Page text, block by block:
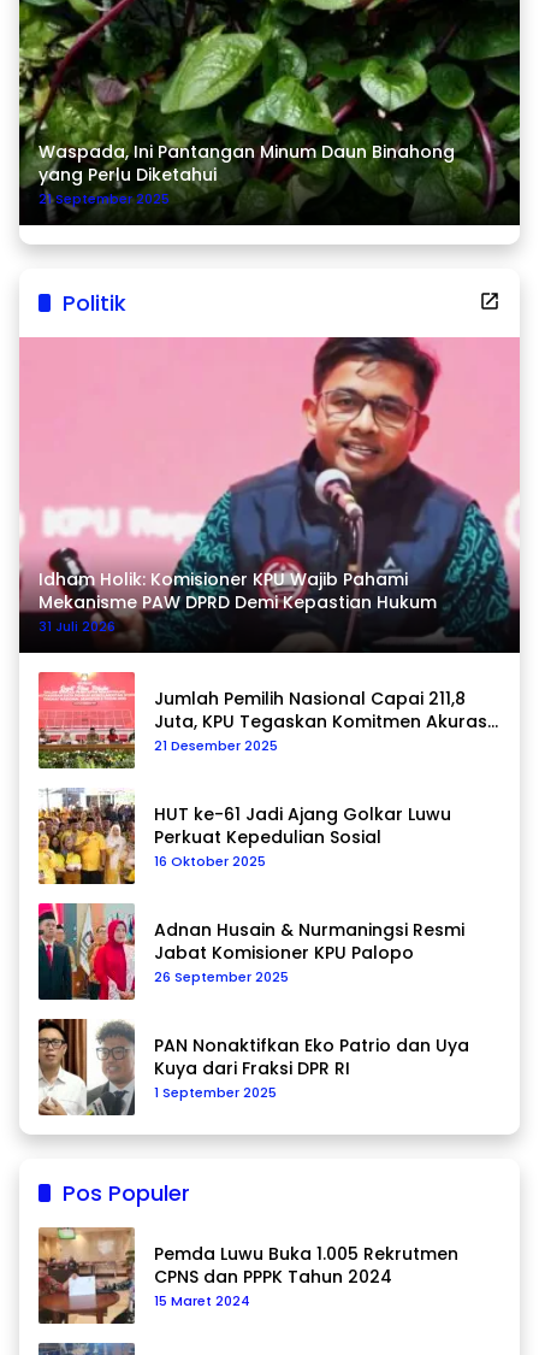
Waspada, Ini Pantangan Minum Daun Binahong
yang Perlu Diketahui
21 September 2025
Politik
Idham Holik: Komisioner KPU Wajib Pahami
Mekanisme PAW DPRD Demi Kepastian Hukum
31 Juli 2026
Jumlah Pemilih Nasional Capai 211,8
Juta, KPU Tegaskan Komitmen Akurasi
Data Berkelanjutan
21 Desember 2025
HUT ke-61 Jadi Ajang Golkar Luwu
Perkuat Kepedulian Sosial
16 Oktober 2025
Adnan Husain & Nurmaningsi Resmi
Jabat Komisioner KPU Palopo
26 September 2025
PAN Nonaktifkan Eko Patrio dan Uya
Kuya dari Fraksi DPR RI
1 September 2025
Pos Populer
Pemda Luwu Buka 1.005 Rekrutmen
CPNS dan PPPK Tahun 2024
15 Maret 2024